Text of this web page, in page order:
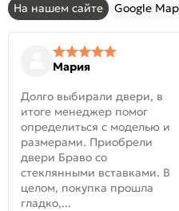
На нашем сайте Google
Мария
Долго выбирали двери, в
итоге менеджер помог
определиться с моделью и
размерами. Приобрели
двери Браво со
стеклянными вставками. В
целом, покупка прошла
гладко,...